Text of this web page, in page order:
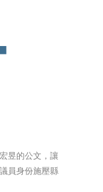
昱的公文，讓
員身份施壓縣